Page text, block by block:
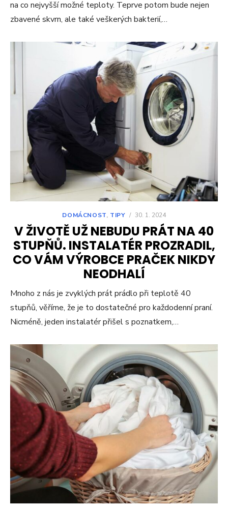
na co nejvyšší možné teploty. Teprve potom bude nejen
zbavené skvrn, ale také veškerých bakterií,…
DOMÁCNOST, TIPY / 30. 1. 2024
V ŽIVOTĚ UŽ NEBUDU PRÁT NA 40
STUPŇŮ. INSTALATÉR PROZRADIL,
CO VÁM VÝROBCE PRAČEK NIKDY
NEODHALÍ
Mnoho z nás je zvyklých prát prádlo při teplotě 40
stupňů, věříme, že je to dostatečné pro každodenní praní.
Nicméně, jeden instalatér přišel s poznatkem,…